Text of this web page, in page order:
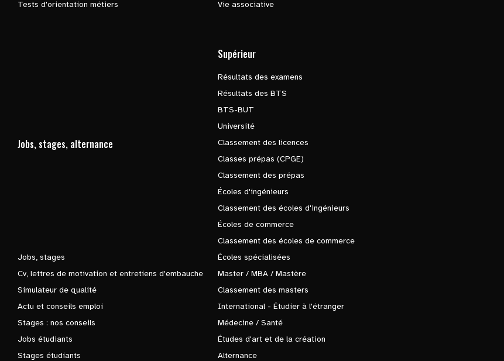
Tests d'orientation métiers
Vie associative
Jobs, stages, alternance
Jobs, stages
Cv, lettres de motivation et entretiens d'embauche
Simulateur de qualité
Actu et conseils emploi
Stages : nos conseils
Jobs étudiants
Stages étudiants
Supérieur
Résultats des examens
Résultats des BTS
BTS-BUT
Université
Classement des licences
Classes prépas (CPGE)
Classement des prépas
Écoles d'ingénieurs
Classement des écoles d'ingénieurs
Écoles de commerce
Classement des écoles de commerce
Écoles spécialisées
Master / MBA / Mastère
Classement des masters
International - Étudier à l'étranger
Médecine / Santé
Études d'art et de la création
Alternance